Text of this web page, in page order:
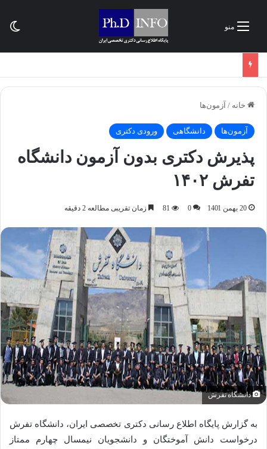
منو
خانه / آزمون‌ها
آزمون‌ها دانشگاهی ورودی دکتری
پذیرش دکتری بدون آزمون دانشگاه
تفرش ۱۴۰۲
20 بهمن 1401 0
81 زمان تقریبی مطالعه 2 دقیقه
دانشگاه تفرش
به گزارش پایگاه اطلاع رسانی دکتری تخصصی ایران، دانشگاه تفرش
درخواست دانش آموختگان و دانشجویان نیمسال چهارم ممتاز